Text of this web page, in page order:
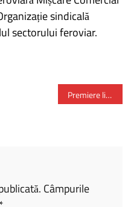
sindicală
sectorului feroviar.
Premiere literare românești la Târgul de Carte de la Cracovia
Câmpurile